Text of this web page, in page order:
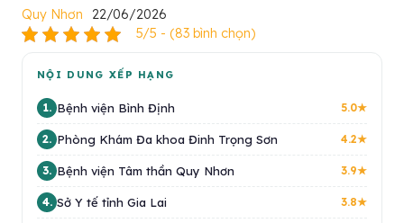
Quy Nhơn
22/06/2026
5/5 - (83 bình chọn)
NỘI DUNG XẾP HẠNG
1. Bệnh viện Bình Định 5.0★
2. Phòng Khám Đa khoa Đinh Trọng Sơn 4.2★
3. Bệnh viện Tâm thần Quy Nhơn 3.9★
4. Sở Y tế tỉnh Gia Lai 3.8★